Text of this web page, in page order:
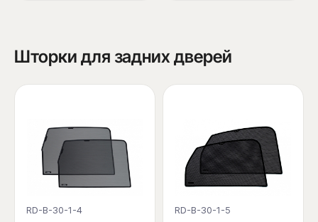
Шторки для задних дверей
RD-B-30-1-4 RD-B-30-1-5